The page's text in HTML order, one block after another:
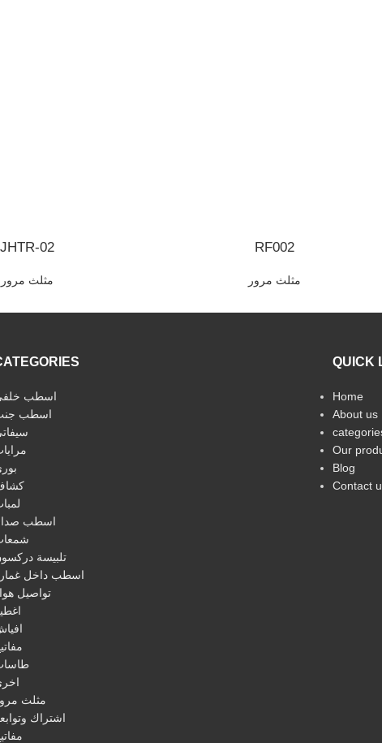
JHTR-02
مثلث مرور
RF002
مثلث مرور
اسطب
اسطب
اسطب
تلبيسة
اسطب داخل
تواصيل
مثلث
اشتراك
QUICK
Home
About us
Our
Blog
Contact